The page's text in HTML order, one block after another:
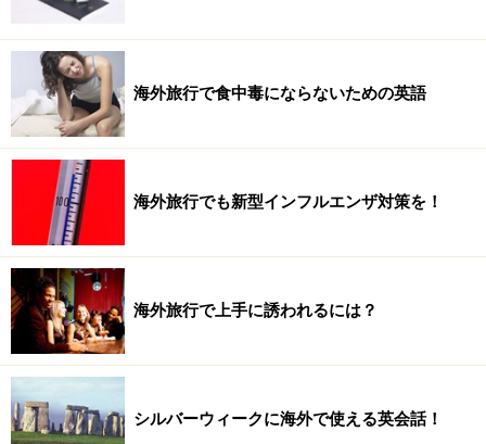
海外旅行で食中毒にならないための英語
海外旅行でも新型インフルエンザ対策を！
海外旅行で上手に誘われるには？
シルバーウィークに海外で使える英会話！